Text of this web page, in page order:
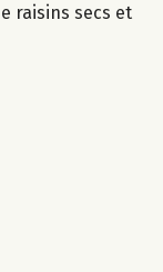
raisins secs et